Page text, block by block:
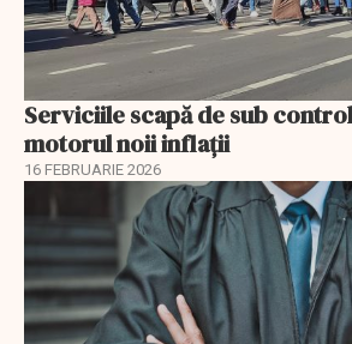
Serviciile scapă de sub
motorul noii inflații
16 FEBRUARIE 2026